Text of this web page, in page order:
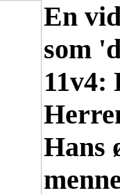
En
som
11v4:
Hans